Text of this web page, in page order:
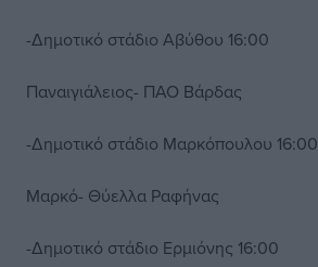
-Δημοτικό στάδιο Αβύθου 16:00
Παναιγιάλειος- ΠΑΟ Βάρδας
-Δημοτικό στάδιο Μαρκόπουλου 16:00
Μαρκό- Θύελλα Ραφήνας
-Δημοτικό στάδιο Ερμιόνης 16:00